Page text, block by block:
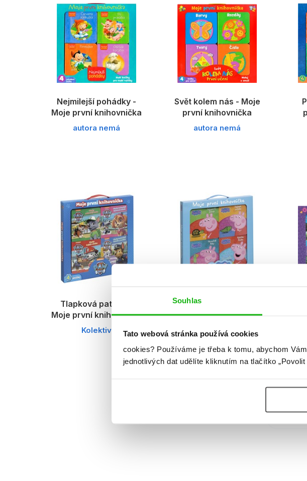
Souhlas
Tato webová stránka používá cookies
cookies? Používáme je třeba k tomu, abychom
jednotlivých dat udělíte kliknutím na tlačítko „Povolit
Nejmilejší pohádky -
Moje první knihovnička
autora nemá
Svět kolem nás - Moje
první knihovnička
autora nemá
Tlapková patrola -
Moje první knihovnička
Kolektiv
Peppa Pig - Moje první
knihovnička
Kolektiv